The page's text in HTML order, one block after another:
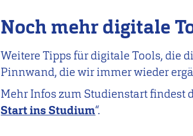
Noch mehr digitale
Weitere Tipps für digitale Tools, die
Pinnwand, die wir immer wieder
Mehr Infos zum Studienstart findest
Start ins Studium“.